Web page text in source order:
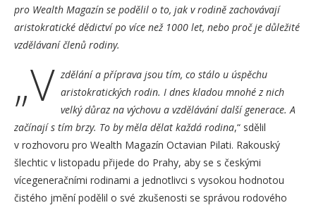
pro Wealth Magazín se podělil o to, jak v rodině zachovávají
aristokratické dědictví po více než 1000 let, nebo proč je důležité
vzdělávaní členů rodiny.
„V zdělání a příprava jsou tím, co stálo u úspěchu
aristokratických rodin. I dnes kladou mnohé z nich
velký důraz na výchovu a vzdělávání další generace. A
začínají s tím brzy. To by měla dělat každá rodina,“ sdělil
v rozhovoru pro Wealth Magazín Octavian Pilati. Rakouský
šlechtic v listopadu přijede do Prahy, aby se s českými
vícegeneračními rodinami a jednotlivci s vysokou hodnotou
čistého jmění podělil o své zkušenosti se správou rodového